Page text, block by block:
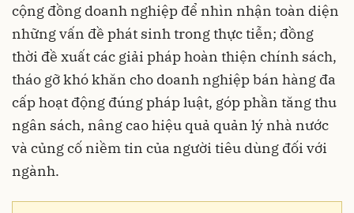
cộng đồng doanh nghiệp để nhìn nhận toàn diện
những vấn đề phát sinh trong thực tiễn; đồng
thời đề xuất các giải pháp hoàn thiện chính sách,
tháo gỡ khó khăn cho doanh nghiệp bán hàng đa
cấp hoạt động đúng pháp luật, góp phần tăng thu
ngân sách, nâng cao hiệu quả quản lý nhà nước
và củng cố niềm tin của người tiêu dùng đối với
ngành.